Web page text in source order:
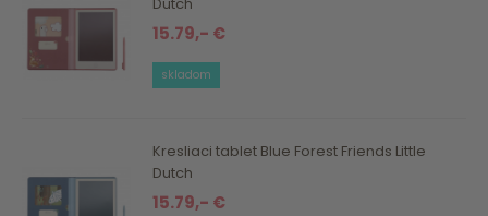
15.79,- €
skladom
Kresliaci tablet Blue Forest Friends Little
Dutch
15.79,- €